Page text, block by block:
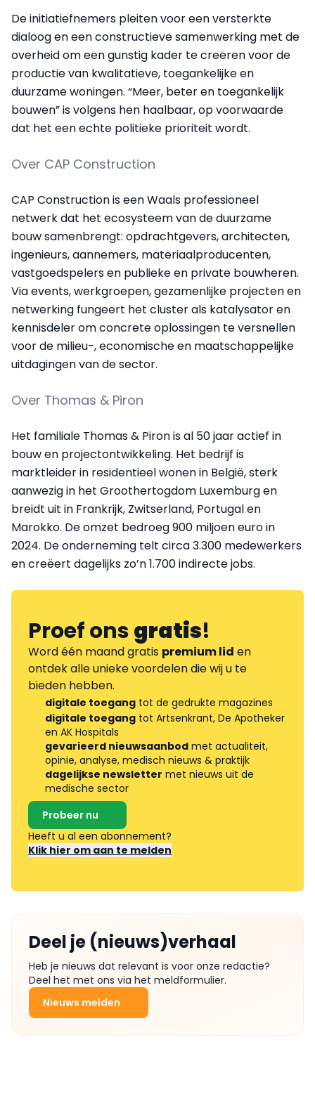
De initiatiefnemers pleiten voor een versterkte
dialoog en een constructieve samenwerking met de
overheid om een gunstig kader te creëren voor de
productie van kwalitatieve, toegankelijke en
duurzame woningen. “Meer, beter en toegankelijk
bouwen” is volgens hen haalbaar, op voorwaarde
dat het een echte politieke prioriteit wordt.
Over CAP Construction
CAP Construction is een Waals professioneel
netwerk dat het ecosysteem van de duurzame
bouw samenbrengt: opdrachtgevers, architecten,
ingenieurs, aannemers, materiaalproducenten,
vastgoedspelers en publieke en private bouwheren.
Via events, werkgroepen, gezamenlijke projecten en
netwerking fungeert het cluster als katalysator en
kennisdeler om concrete oplossingen te versnellen
voor de milieu-, economische en maatschappelijke
uitdagingen van de sector.
Over Thomas & Piron
Het familiale Thomas & Piron is al 50 jaar actief in
bouw en projectontwikkeling. Het bedrijf is
marktleider in residentieel wonen in België, sterk
aanwezig in het Groothertogdom Luxemburg en
breidt uit in Frankrijk, Zwitserland, Portugal en
Marokko. De omzet bedroeg 900 miljoen euro in
2024. De onderneming telt circa 3.300 medewerkers
en creëert dagelijks zo’n 1.700 indirecte jobs.
Proef onsgratis!
Word één maand gratis premium lid en
ontdek alle unieke voordelen die wij u te
bieden hebben.
digitale toegang tot de gedrukte magazines
digitale toegang tot Artsenkrant, De Apotheker
en AK Hospitals
gevarieerd nieuwsaanbod met actualiteit,
opinie, analyse, medisch nieuws & praktijk
dagelijkse newsletter met nieuws uit de
medische sector
Probeer nu
Heeft u al een abonnement?
Klik hier om aan te melden
Deel je (nieuws)verhaal
Heb je nieuws dat relevant is voor onze redactie?
Deel het met ons via het meldformulier.
Nieuws melden